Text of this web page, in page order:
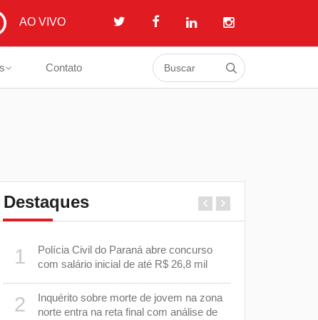
AO VIVO
Contato
Destaques
1
Polícia Civil do Paraná abre concurso
com salário inicial de até R$ 26,8 mil
2
Inquérito sobre morte de jovem na zona
norte entra na reta final com análise de